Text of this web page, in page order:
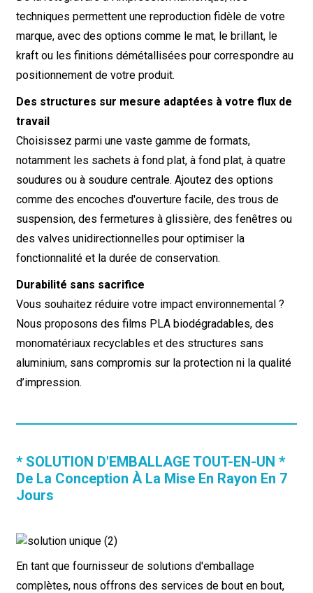
techniques permettent une reproduction fidèle de votre
marque, avec des options comme le mat, le brillant, le
kraft ou les finitions démétallisées pour correspondre au
positionnement de votre produit.
Des structures sur mesure adaptées à votre flux de
travail
Choisissez parmi une vaste gamme de formats,
notamment les sachets à fond plat, à fond plat, à quatre
soudures ou à soudure centrale. Ajoutez des options
comme des encoches d'ouverture facile, des trous de
suspension, des fermetures à glissière, des fenêtres ou
des valves unidirectionnelles pour optimiser la
fonctionnalité et la durée de conservation.
Durabilité sans sacrifice
Vous souhaitez réduire votre impact environnemental ?
Nous proposons des films PLA biodégradables, des
monomatériaux recyclables et des structures sans
aluminium, sans compromis sur la protection ni la qualité
d’impression.
* SOLUTION D'EMBALLAGE TOUT-EN-UN *
De La Conception À La Mise En Rayon En 7
Jours
En tant que fournisseur de solutions d'emballage
complètes, nous offrons des services de bout en bout,